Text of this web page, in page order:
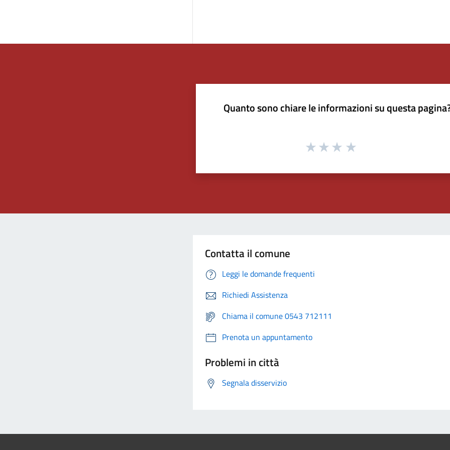
Quanto sono chiare le informazioni su questa
Contatta il comune
Leggi le domande frequenti
Richiedi Assistenza
Chiama il comune 0543 712111
Prenota un appuntamento
Problemi in città
Segnala disservizio